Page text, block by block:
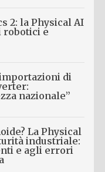
2: la Physical AI
robotici e
di
nazionale”
La Physical
industriale:
e agli errori